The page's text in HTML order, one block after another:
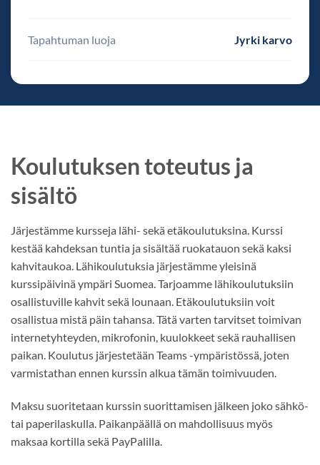
Tapahtuman luoja Jyrki karvo
Koulutuksen toteutus ja
sisältö
Järjestämme kursseja lähi- sekä etäkoulutuksina. Kurssi
kestää kahdeksan tuntia ja sisältää ruokatauon sekä kaksi
kahvitaukoa. Lähikoulutuksia järjestämme yleisinä
kurssipäivinä ympäri Suomea. Tarjoamme lähikoulutuksiin
osallistuville kahvit sekä lounaan. Etäkoulutuksiin voit
osallistua mistä päin tahansa. Tätä varten tarvitset toimivan
internetyhteyden, mikrofonin, kuulokkeet sekä rauhallisen
paikan. Koulutus järjestetään Teams -ympäristössä, joten
varmistathan ennen kurssin alkua tämän toimivuuden.
Maksu suoritetaan kurssin suorittamisen jälkeen joko sähkö-
tai paperilaskulla. Paikanpäällä on mahdollisuus myös
maksaa kortilla sekä PayPalilla.